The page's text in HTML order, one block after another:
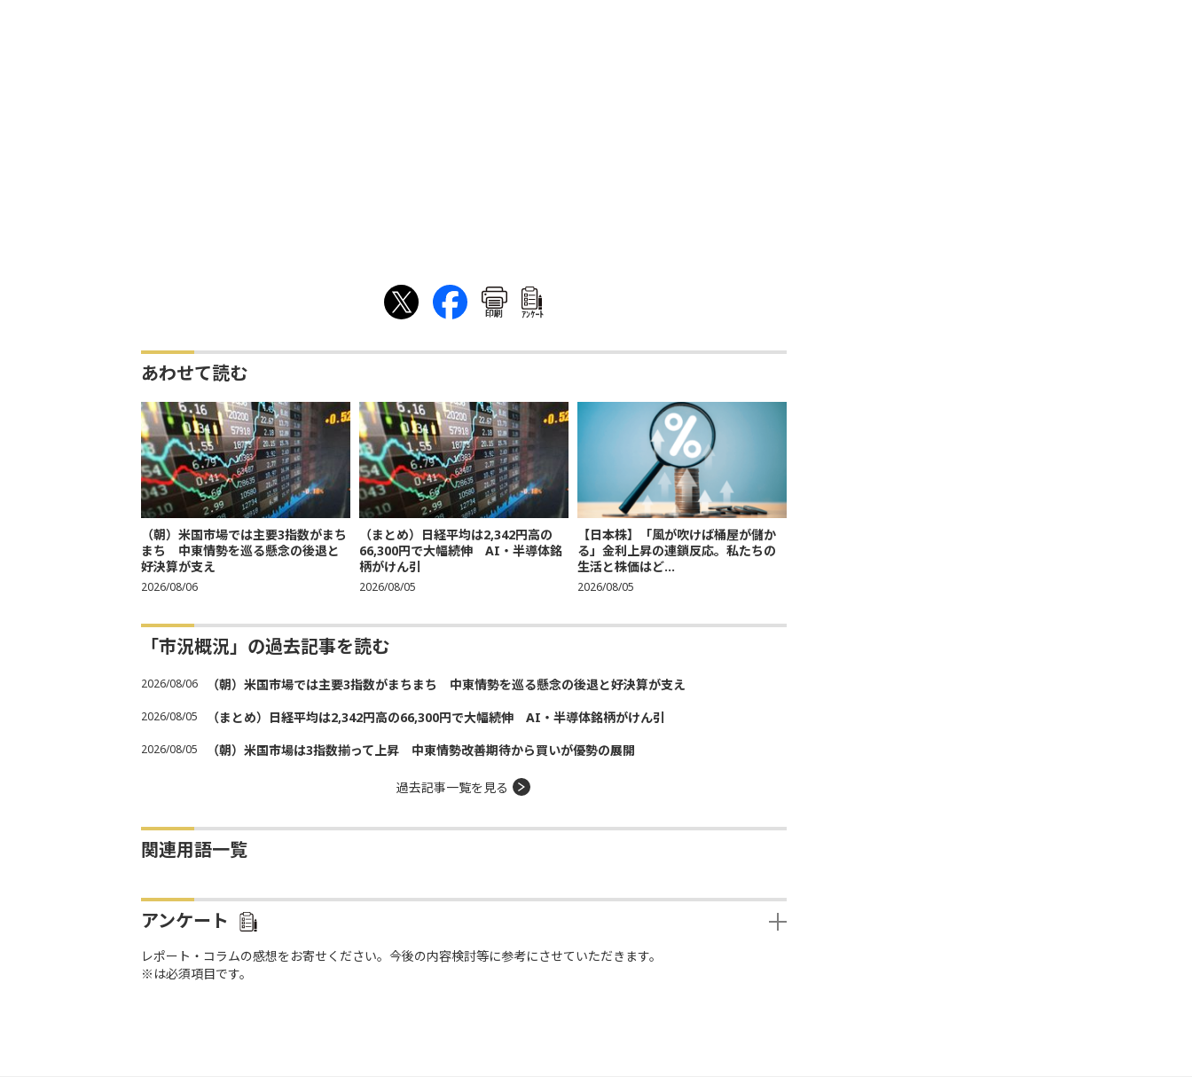
印刷 ｱﾝｹｰﾄ
あわせて読む
（朝）米国市場では主要3指数がまち
まち 中東情勢を巡る懸念の後退と
好決算が支え
2026/08/06
（まとめ）日経平均は2,342円高の
66,300円で大幅続伸 AI・半導体銘
柄がけん引
2026/08/05
【日本株】「風が吹けば桶屋が儲か
る」金利上昇の連鎖反応。私たちの
生活と株価はど...
2026/08/05
「市況概況」の過去記事を読む
2026/08/06 （朝）米国市場では主要3指数がまちまち 中東情勢を巡る懸念の後退と好決算が支え
2026/08/05 （まとめ）日経平均は2,342円高の66,300円で大幅続伸 AI・半導体銘柄がけん引
2026/08/05 （朝）米国市場は3指数揃って上昇 中東情勢改善期待から買いが優勢の展開
過去記事一覧を見る
関連用語一覧
アンケート
レポート・コラムの感想をお寄せください。今後の内容検討等に参考にさせていただきます。
※は必須項目です。